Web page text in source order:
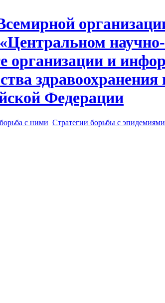
с ними Стратегии борьбы с эпидемиями